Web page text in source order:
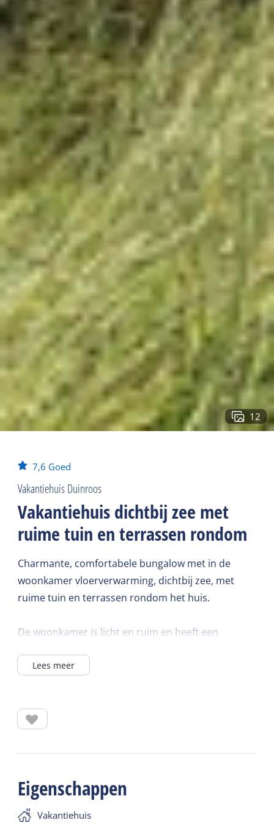
12
7,6 Goed
Vakantiehuis Duinroos
Vakantiehuis dichtbij zee met
ruime tuin en terrassen rondom
Charmante, comfortabele bungalow met in de
woonkamer vloerverwarming, dichtbij zee, met
ruime tuin en terrassen rondom het huis.
De woonkamer is licht en ruim en heeft een
plavuizen en wordt verwarmd door middel van
haard.
oven, koelkast en aparte vriezer, broodrooster en
Ook in de keuken en hal ligt vloerverwarming. Aan
de teak houten tafel staan 4 stoelen en een
Lees meer
Eigenschappen
Vakantiehuis